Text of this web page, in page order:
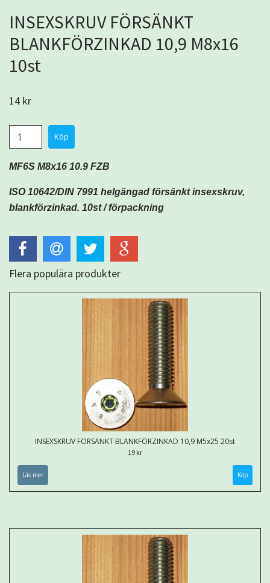
INSEXSKRUV FÖRSÄNKT
BLANKFÖRZINKAD 10,9 M8x16
10st
14 kr
MF6S M8x16 10.9 FZB
ISO 10642/DIN 7991 helgängad försänkt insexskruv,
blankförzinkad. 10st /förpackning
Flera populära produkter
INSEXSKRUV FÖRSÄNKT BLANKFÖRZINKAD 10,9 M5x25 20st
19 kr
Läs mer